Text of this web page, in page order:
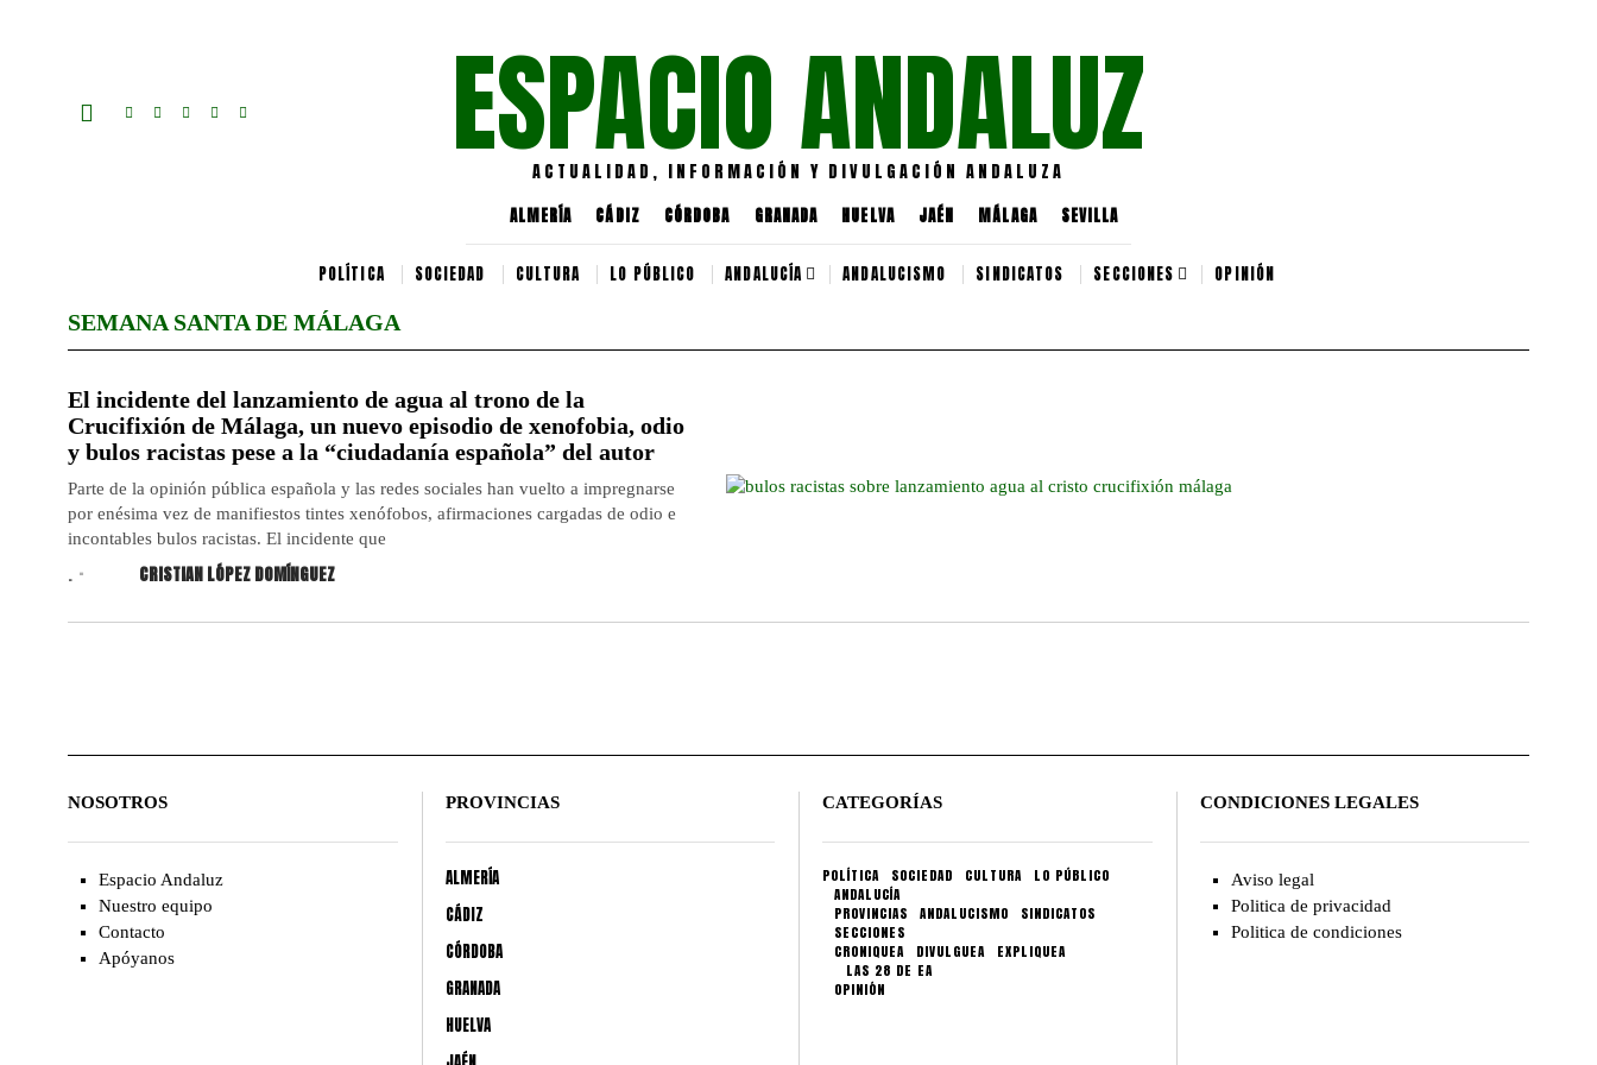
ESPACIO ANDALUZ
ACTUALIDAD, INFORMACIÓN Y DIVULGACIÓN ANDALUZA
ALMERÍA CÁDIZ CÓRDOBA GRANADA HUELVA JAÉN MÁLAGA SEVILLA
POLÍTICA SOCIEDAD CULTURA LO PÚBLICO ANDALUCÍA ANDALUCISMO SINDICATOS SECCIONES OPINIÓN
SEMANA SANTA DE MÁLAGA
El incidente del lanzamiento de agua al trono de la
Crucifixión de Málaga, un nuevo episodio de xenofobia, odio
y bulos racistas pese a la “ciudadanía española” del autor
Parte de la opinión pública española y las redes sociales han vuelto a impregnarse
por enésima vez de manifiestos tintes xenófobos, afirmaciones cargadas de odio e
incontables bulos racistas. El incidente que
. CRISTIAN LÓPEZ DOMÍNGUEZ
NOSOTROS
Espacio Andaluz
Nuestro equipo
Contacto
Apóyanos
PROVINCIAS
ALMERÍA
CÁDIZ
CÓRDOBA
GRANADA
HUELVA
CATEGORÍAS
POLÍTICA SOCIEDAD CULTURA
LO PÚBLICO
ANDALUCÍA
PROVINCIAS
ANDALUCISMO
SINDICATOS
SECCIONES
CRONIQUEA
DIVULGUEA
EXPLIQUEA
LAS 28 DE EA
OPINIÓN
CONDICIONES LEGALES
Aviso legal
Politica de privacidad
Politica de condiciones